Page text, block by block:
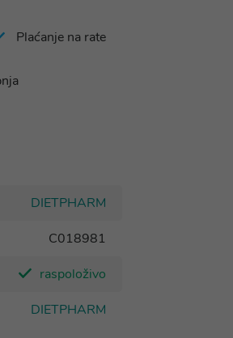
Plaćanje na rate
DIETPHARM
C018981
raspoloživo
DIETPHARM